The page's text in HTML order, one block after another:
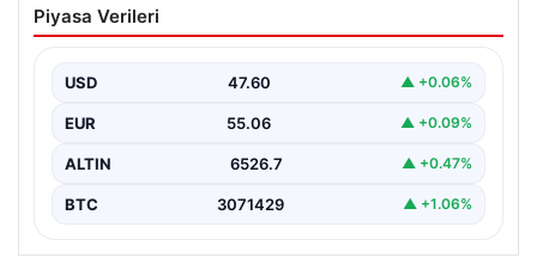
bahçe mutfağı Tasarımları
alanlarından biri durumuna ulaşmıştır. Bahçeyle
uyumlu…
Piyasa Verileri
USD 47.60 ▲ +0.06%
EUR 55.06 ▲ +0.09%
ALTIN 6526.7 ▲ +0.47%
BTC 3071429 ▲ +1.06%